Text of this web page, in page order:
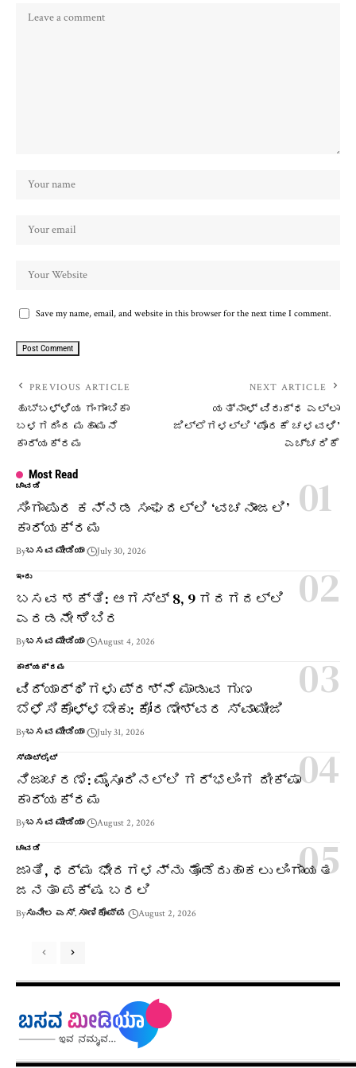
Save my name, email, and website in this browser for the next time I comment.
PREVIOUS ARTICLE
ಹುಬ್ಬಳ್ಳಿಯ ಗಂಗಾಂಬಿಕಾ
ಬಳಗದಿಂದ ಮಹಾಮನೆ
ಕಾರ್ಯಕ್ರಮ
NEXT ARTICLE
ಯತ್ನಾಳ್ ವಿರುದ್ಧ ಎಲ್ಲಾ
ಜಿಲ್ಲೆಗಳಲ್ಲಿ ‘ಪೊರಕೆ ಚಳವಳಿ’
ಎಚ್ಚರಿಕೆ
Most Read
ಚಾವಡಿ
ಸಿಂಗಾಪುರ ಕನ್ನಡ ಸಂಘದಲ್ಲಿ ‘ವಚನಾಂಜಲಿ’
ಕಾರ್ಯಕ್ರಮ
Byಬಸವ ಮೀಡಿಯಾ July 30, 2026
ಇಂದು
ಬಸವ ಶಕ್ತಿ: ಆಗಸ್ಟ್ 8, 9 ಗದಗದಲ್ಲಿ
ಎರಡನೇ ಶಿಬಿರ
Byಬಸವ ಮೀಡಿಯಾ August 4, 2026
ಕಾರ್ಯಕ್ರಮ
ವಿದ್ಯಾರ್ಥಿಗಳು ಪ್ರಶ್ನೆ ಮಾಡುವ ಗುಣ
ಬೆಳೆಸಿಕೊಳ್ಳಬೇಕು: ಕೋರಣೇಶ್ವರ ಸ್ವಾಮೀಜಿ
Byಬಸವ ಮೀಡಿಯಾ July 31, 2026
ಸ್ಪಾಟ್‌ಲೈಟ್
ನಿಜಾಚರಣೆ: ಮೈಸೂರಿನಲ್ಲಿ ಗರ್ಭಲಿಂಗ ದೀಕ್ಷಾ
ಕಾರ್ಯಕ್ರಮ
Byಬಸವ ಮೀಡಿಯಾ August 2, 2026
ಚಾವಡಿ
ಜಾತಿ, ಧರ್ಮ ಭೇದಗಳನ್ನು ತೊಡೆದುಹಾಕಲು ಲಿಂಗಾಯತ
ಜನತಾ ಪಕ್ಷ ಬರಲಿ
Byಸುನೀಲ ಎಸ್. ಸಾಣಿಕೊಪ್ಪ August 2, 2026